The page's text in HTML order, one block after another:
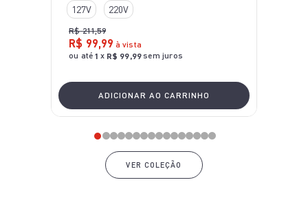
127V 220V
R$ 211,59
R$ 99 99 à vista
ou até 1 x R$ 99 99sem juros
ADICIONAR AO CARRINHO
VER COLEÇÃO